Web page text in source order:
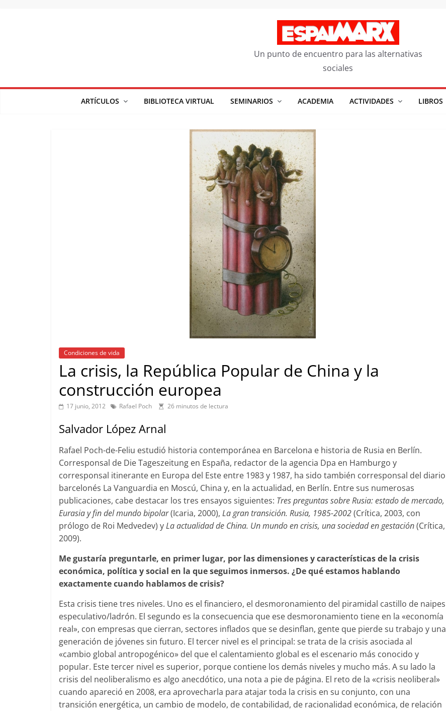
Un punto de encuentro para las alternativas
sociales
ARTÍCULOS BIBLIOTECA VIRTUAL SEMINARIOS ACADEMIA ACTIVIDADES LIBROS
Condiciones de vida
La crisis, la República Popular de China y la
construcción europea
17 junio, 2012 Rafael Poch 26 minutos de lectura
Salvador López Arnal
Rafael Poch-de-Feliu estudió historia contemporánea en Barcelona e historia de Rusia en Berlín.
Corresponsal de Die Tageszeitung en España, redactor de la agencia Dpa en Hamburgo y
corresponsal itinerante en Europa del Este entre 1983 y 1987, ha sido también corresponsal del diario
barcelonés La Vanguardia en Moscú, China y, en la actualidad, en Berlín. Entre sus numerosas
publicaciones, cabe destacar los tres ensayos siguientes: Tres preguntas sobre Rusia: estado de mercado,
Eurasia y fin del mundo bipolar(Icaria, 2000), La gran transición. Rusia, 1985-2002(Crítica, 2003, con
prólogo de Roi Medvedev) yLa actualidad de China. Un mundo en crisis, una sociedad en gestación(Crítica,
2009).
Me gustaría preguntarle, en primer lugar, por las dimensiones y características de la crisis
económica, política y social en la que seguimos inmersos. ¿De qué estamos hablando
exactamente cuando hablamos de crisis?
Esta crisis tiene tres niveles. Uno es el financiero, el desmoronamiento del piramidal castillo de naipes
especulativo/ladrón. El segundo es la consecuencia que ese desmoronamiento tiene en la «economía
real», con empresas que cierran, sectores inflados que se desinflan, gente que pierde su trabajo y una
generación de jóvenes sin futuro. El tercer nivel es el principal: se trata de la crisis asociada al
«cambio global antropogénico» del que el calentamiento global es el escenario más conocido y
popular. Este tercer nivel es superior, porque contiene los demás niveles y mucho más. A su lado la
crisis del neoliberalismo es algo anecdótico, una nota a pie de página. El reto de la «crisis neoliberal»
cuando apareció en 2008, era aprovecharla para atajar toda la crisis en su conjunto, con una
transición energética, un cambio de modelo, de contabilidad, de racionalidad económica, de relación